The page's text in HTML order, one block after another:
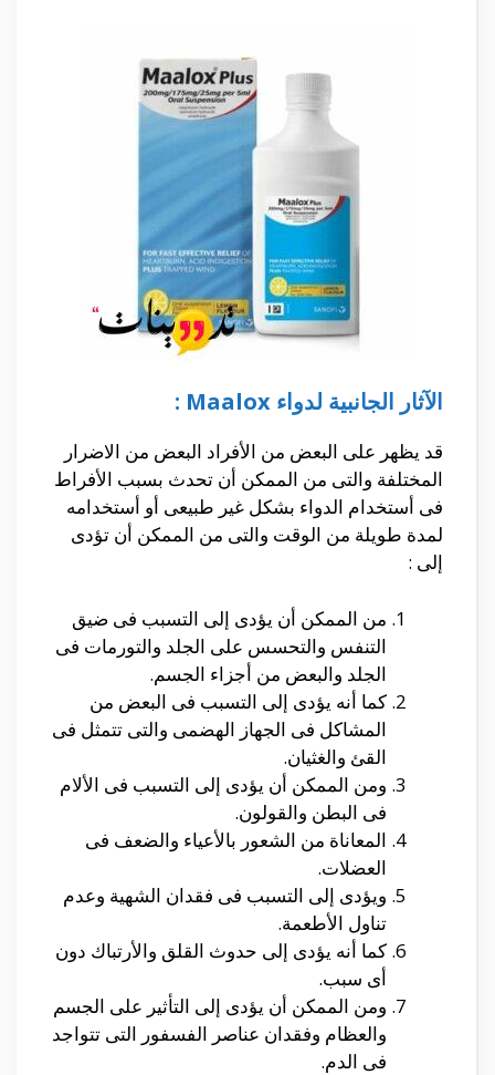
الآثار الجانبية لدواء Maalox :
قد يظهر على البعض من الأفراد البعض من الاضرار
المختلفة والتى من الممكن أن تحدث بسبب الأفراط
فى أستخدام الدواء بشكل غير طبيعى أو أستخدامه
لمدة طويلة من الوقت والتى من الممكن أن تؤدى
إلى :
من الممكن أن يؤدى إلى التسبب فى ضيق
التنفس والتحسس على الجلد والتورمات فى
الجلد والبعض من أجزاء الجسم.
كما أنه يؤدى إلى التسبب فى البعض من
المشاكل فى الجهاز الهضمى والتى تتمثل فى
القئ والغثيان.
ومن الممكن أن يؤدى إلى التسبب فى الألام
فى البطن والقولون.
المعاناة من الشعور بالأعياء والضعف فى
العضلات.
ويؤدى إلى التسبب فى فقدان الشهية وعدم
تناول الأطعمة.
كما أنه يؤدى إلى حدوث القلق والأرتباك دون
أى سبب.
ومن الممكن أن يؤدى إلى التأثير على الجسم
والعظام وفقدان عناصر الفسفور التى تتواجد
فى الدم.